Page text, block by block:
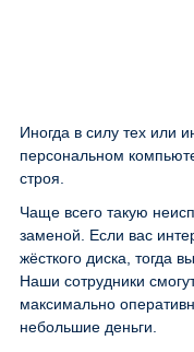
Иногда в силу тех или
персональном
строя.
Чаще всего такую
заменой. Если вас
жёсткого диска, тогда
Наши сотрудники
максимально
небольшие деньги.